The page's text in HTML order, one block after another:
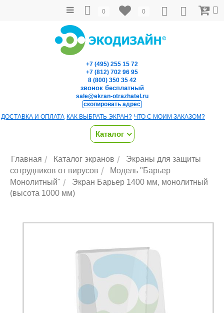
0
0
+7 (495) 255 15 72
+7 (812) 702 96 95
8 (800) 350 35 42
звонок бесплатный
sale@ekran-otrazhatel.ru
скопировать адрес
ДОСТАВКА И ОПЛАТА КАК ВЫБРАТЬ ЭКРАН? ЧТО С МОИМ ЗАКАЗОМ?
Каталог
Главная / Каталог экранов /
Экраны для защиты
сотрудников от вирусов /
Модель "Барьер
Монолитный" /
Экран Барьер 1400 мм, монолитный
(высота 1000 мм)